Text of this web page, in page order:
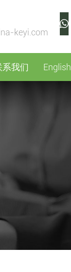
keyi.com
系我们 English